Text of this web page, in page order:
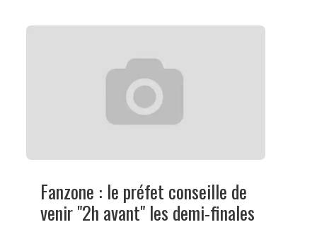
Fanzone : le préfet conseille de
venir "2h avant" les demi-finales